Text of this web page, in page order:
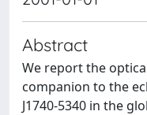
Abstract
We report the
companion to the
J1740-5340 in the